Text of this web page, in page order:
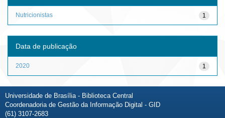
1
Nutricionistas
Data de publicação
1
2020
Universidade de Brasília - Biblioteca Central
Coordenadoria de Gestão da Informação Digital - GID
(61) 3107-2683